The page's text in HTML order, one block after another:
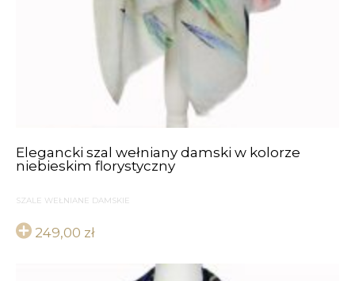
Elegancki szal wełniany damski w kolorze
niebieskim florystyczny
SZALE WEŁNIANE DAMSKIE
249,00 zł